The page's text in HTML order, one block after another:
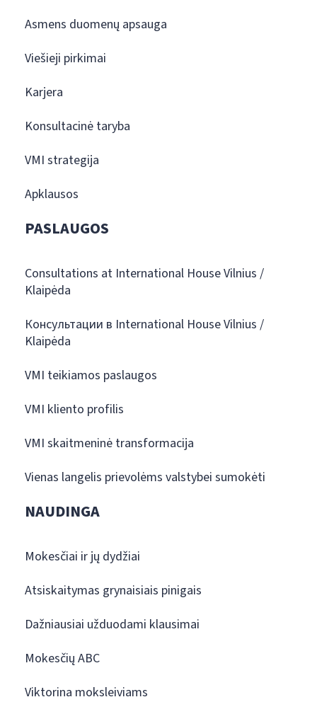
Asmens duomenų apsauga
Viešieji pirkimai
Karjera
Konsultacinė taryba
VMI strategija
Apklausos
PASLAUGOS
Consultations at International House Vilnius /
Klaipėda
Консультации в International House Vilnius /
Klaipėda
VMI teikiamos paslaugos
VMI kliento profilis
VMI skaitmeninė transformacija
Vienas langelis prievolėms valstybei sumokėti
NAUDINGA
Mokesčiai ir jų dydžiai
Atsiskaitymas grynaisiais pinigais
Dažniausiai užduodami klausimai
Mokesčių ABC
Viktorina moksleiviams